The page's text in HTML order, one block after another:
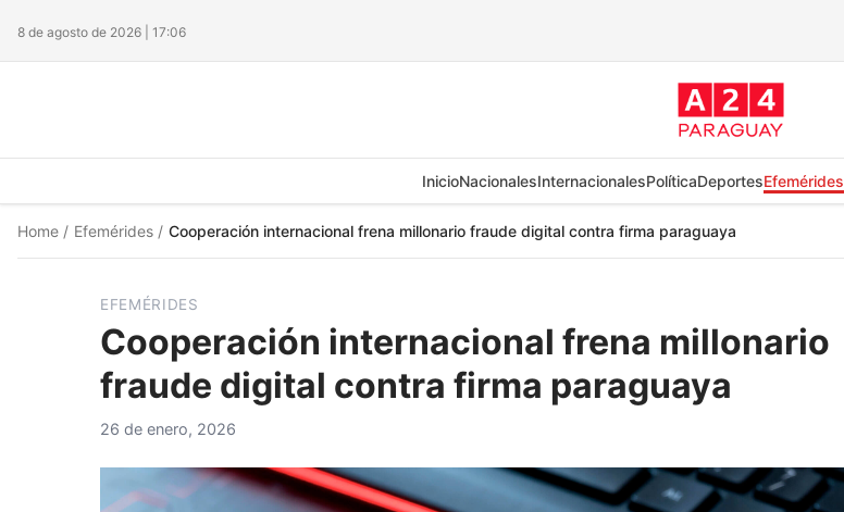
8 de agosto de 2026 | 17:06
InicioNacionalesInternacionalesPolíticaDeportesEfemérides
Home / Efemérides / Cooperación internacional frena millonario fraude digital contra firma paraguaya
EFEMÉRIDES
Cooperación internacional frena millonario
fraude digital contra firma paraguaya
26 de enero, 2026